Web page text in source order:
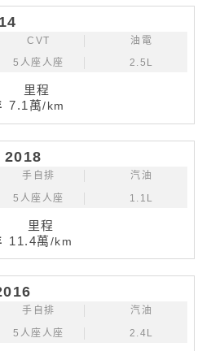
CVT
油電
5人座人座 2.5L
里程
7.1萬/km
手自排
汽油
5人座人座 1.1L
里程
11.4萬/km
手自排
汽油
5人座人座 2.4L